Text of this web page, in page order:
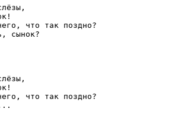
что так поздно?
сынок?
что так поздно?